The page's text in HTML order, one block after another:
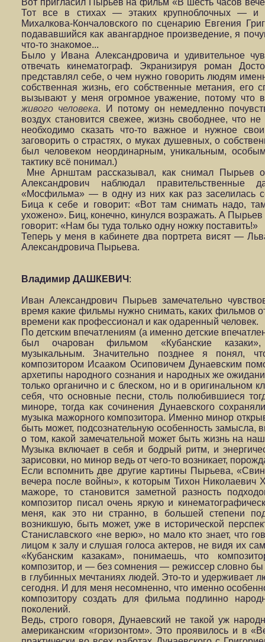
Вот пригласил Пырьев на фильм «В шесть часов
Тот все в стихах — этаких крупноблочных — и
Михалкова-Кончаловского по сценарию Евгения
подававшийся как авангардное произведение, я
что-то знакомое...
Было у Ивана Александровича и удивительное
отвечать кинематограф. Экранизируя роман
представлял себе, о чем нужно говорить людям
собственная жизнь, его собственные метания, его
вызывают у меня огромное уважение, потому что
живого человека. И потому он немедленно
воздух становится свежее, жизнь свободнее, что
необходимо сказать что-то важное и нужное
заговорить о страстях, о муках душевных, о
был человеком неординарным, уникальным,
тактику всё понимал.)
Мне Арнштам рассказывал, как снимал Пырьев
Александрович наблюдал правительственные
«Мосфильма» — в одну из них как раз
Бица к себе и говорит: «Вот там снимать надо,
ухожено». Биц, конечно, кинулся возражать. А Пырьев
говорит: «Нам бы туда только одну ножку поставить!»
Теперь у меня в кабинете два портрета висят —
Александровича Пырьева.
Владимир ДАШКЕВИЧ :
Иван Александрович Пырьев замечательно
время какие фильмы нужно снимать, каких фильмов
времени как профессионал и как одаренный человек.
По детским впечатлениям (а именно детские
был очарован фильмом «Кубанские казаки»,
музыкальным. Значительно позднее я понял,
композитором Исааком Осиповичем Дунаевским
архетипы народного сознания и народных же
только органично и с блеском, но и в оригинальном
себя, что основные песни, столь полюбившиеся
миноре, тогда как сочинения Дунаевского
музыка мажорного композитора. Именно минор
быть может, подсознательную особенность замысла,
о том, какой замечательной может быть жизнь на
Музыка включает в себя и бодрый ритм, и
зарисовки, но минор ведь от чего-то возникает,
Если вспомнить две другие картины Пырьева,
вечера после войны», к которым Тихон Николаевич
мажоре, то становится заметной разность
композитор писал очень яркую и
меня, как это ни странно, в большей степени
возникшую, быть может, уже в исторической
Станиславского «не верю», но мало кто знает, что
лицом к залу и слушая голоса актеров, не видя их
«Кубанским казакам», понимаешь, что
композитор, и — без сомнения — режиссер словно
в глубинных мечтаниях людей. Это-то и удерживает
сегодня. И для меня несомненно, что именно
композитору создать для фильма подлинно
поколений.
Ведь, строго говоря, Дунаевский не такой уж
американским «горизонтом». Это проявилось и в